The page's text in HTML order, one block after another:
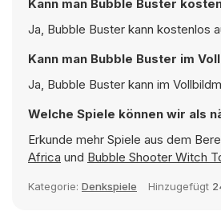
Kann man Bubble Buster
Ja, Bubble Buster kann kostenlos
Kann man Bubble Buster im
Ja, Bubble Buster kann im
Welche Spiele können wir als
Erkunde mehr Spiele aus dem
Africa und Bubble Shooter Witch
Kategorie: Denkspiele Hinzugefügt